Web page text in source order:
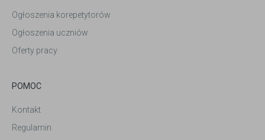
Ogłoszenia korepetytorów
Ogłoszenia uczniów
Oferty pracy
POMOC
Kontakt
Regulamin